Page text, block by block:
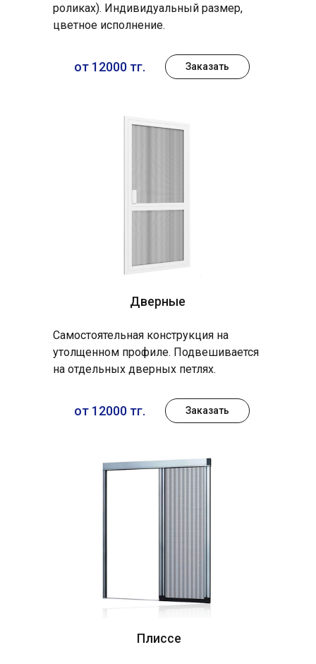
Дверные
Плиссе
роликах). Индивидуальный размер,
цветное исполнение.
Самостоятельная конструкция на
утолщенном профиле. Подвешивается
на отдельных дверных петлях.
от 12000 тг.
от 12000 тг.
Заказать
Заказать